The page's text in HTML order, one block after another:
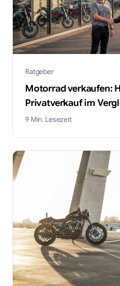
Ratgeber
Motorrad verkaufen:
Privatverkauf im
9 Min. Lesezeit